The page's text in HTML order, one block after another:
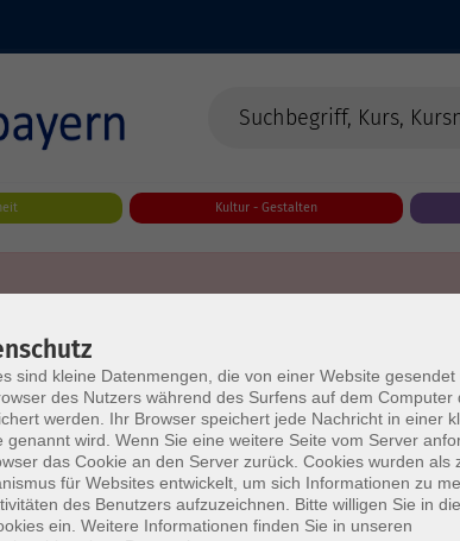
Kultur - Gestalten
sind kleine Datenmengen, die von einer Website gesendet
des Nutzers während des Surfens auf dem Computer
werden. Ihr Browser speichert jede Nachricht in einer
genannt wird. Wenn Sie eine weitere Seite vom Server
das Cookie an den Server zurück. Cookies wurden als
für Websites entwickelt, um sich Informationen zu
des Benutzers aufzuzeichnen. Bitte willigen Sie in
ein. Weitere Informationen finden Sie in unseren